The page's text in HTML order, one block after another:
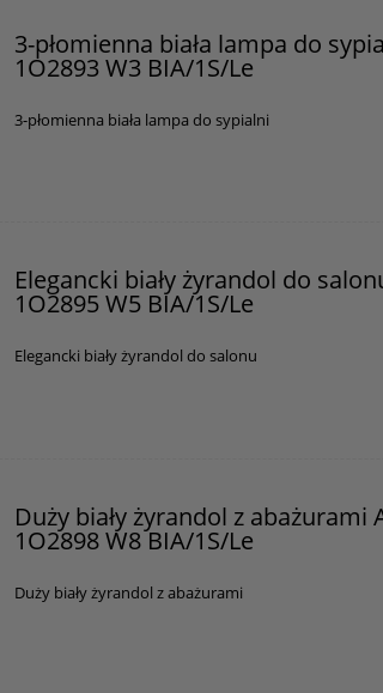
3-płomienna biała lampa do
1O2893 W3 BIA/1S/Le
3-płomienna biała lampa do sypialni
Elegancki biały żyrandol do
1O2895 W5 BIA/1S/Le
Elegancki biały żyrandol do salonu
Duży biały żyrandol z abażurami
1O2898 W8 BIA/1S/Le
Duży biały żyrandol z abażurami